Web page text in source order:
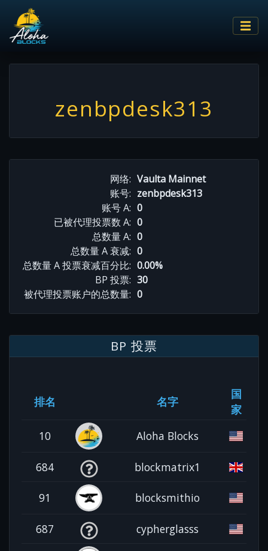
zenbpdesk313
网络: Vaulta Mainnet
账号: zenbpdesk313
账号 A: 0
已被代理投票数 A: 0
总数量 A: 0
总数量 A 衰减: 0
总数量 A 投票衰减百分比: 0.00%
BP 投票: 30
被代理投票账户的总数量: 0
BP 投票
排名 名字
国
家
10
Aloha Blocks
684 blockmatrix1
91 blocksmithio
687 cypherglasss